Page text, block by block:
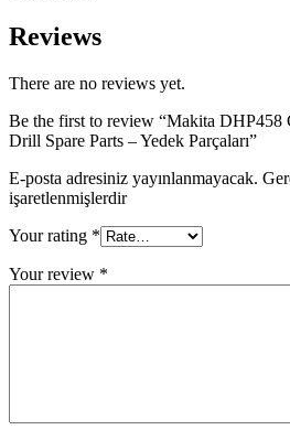
Reviews
There are no reviews yet.
Be the first to review “Makita DHP458
Drill Spare Parts – Yedek Parçaları”
E-posta adresiniz yayınlanmayacak.
işaretlenmişlerdir
Your rating *
Your review *